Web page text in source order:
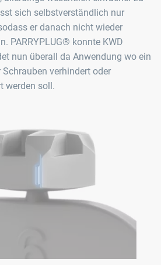
sich selbstverständlich nur
er danach nicht wieder
PARRYPLUG® konnte KWD
nun überall da Anwendung wo ein
verhindert oder
werden soll.